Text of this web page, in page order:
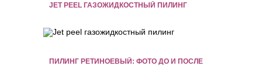
JET PEEL ГАЗОЖИДКОСТНЫЙ ПИЛИНГ
ПИЛИНГ РЕТИНОЕВЫЙ: ФОТО ДО И ПОСЛЕ